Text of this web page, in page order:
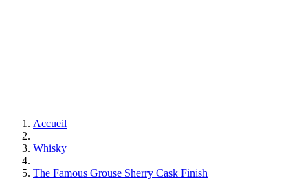
Accueil
Whisky
The Famous Grouse Sherry Cask Finish